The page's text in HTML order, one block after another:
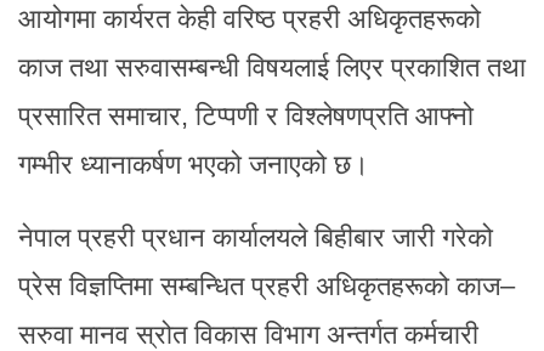
आयोगमा कार्यरत केही वरिष्ठ प्रहरी अधिकृतहरूको
काज तथा सरुवासम्बन्धी विषयलाई लिएर प्रकाशित तथा
प्रसारित समाचार, टिप्पणी र विश्लेषणप्रति आफ्नो
गम्भीर ध्यानाकर्षण भएको जनाएको छ।
नेपाल प्रहरी प्रधान कार्यालयले बिहीबार जारी गरेको
प्रेस विज्ञप्तिमा सम्बन्धित प्रहरी अधिकृतहरूको काज–
सरुवा मानव स्रोत विकास विभाग अन्तर्गत कर्मचारी